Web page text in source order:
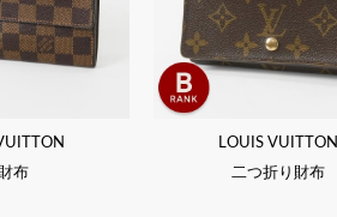
布
LOUIS VUITTON
二つ折り財布